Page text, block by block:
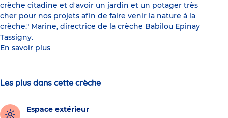
crèche citadine et d'avoir un jardin et un potager très
cher pour nos projets afin de faire venir la nature à la
crèche." Marine, directrice de la crèche Babilou Epinay
Tassigny.
En savoir plus
Les plus dans cette crèche
Espace extérieur